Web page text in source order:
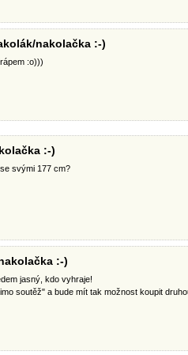
nakolačka :-)
:o)))
:-)
svými 177 cm?
:-)
jasný, kdo vyhraje!
soutěž" a bude mít tak možnost koupit